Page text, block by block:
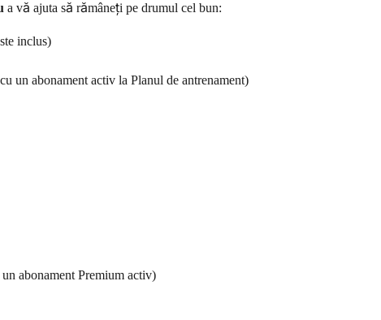
a vă ajuta să rămâneți pe drumul cel bun:
inclus)
un abonament activ la Planul de antrenament)
abonament Premium activ)